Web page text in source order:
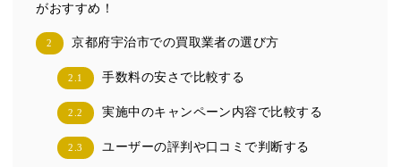
がおすすめ！
2 京都府宇治市での買取業者の選び方
2.1 手数料の安さで比較する
2.2 実施中のキャンペーン内容で比較する
2.3 ユーザーの評判や口コミで判断する